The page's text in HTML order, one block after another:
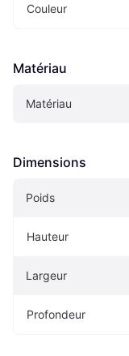
Couleur
Matériau
Matériau
Dimensions
Poids
Hauteur
Largeur
Profondeur